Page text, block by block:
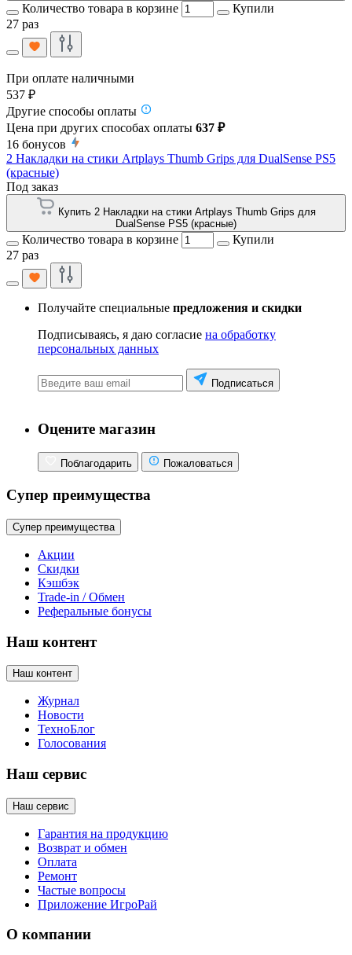
Количество товара в корзине
Купили
27 раз
При оплате наличными
537 ₽
Другие способы оплаты
Цена при других способах оплаты 637 ₽
16 бонусов
2 Накладки на стики Artplays Thumb Grips для DualSense PS5
(красные)
Под заказ
Купить 2 Накладки на стики Artplays Thumb Grips для
DualSense PS5 (красные)
Количество товара в корзине
Купили
27 раз
Получайте специальные предложения и скидки
Подписываясь, я даю согласие на обработку
персональных данных
Подписаться
Оцените магазин
Поблагодарить Пожаловаться
Супер преимущества
Супер преимущества
Акции
Скидки
Кэшбэк
Trade-in / Обмен
Реферальные бонусы
Наш контент
Наш контент
Журнал
Новости
ТехноБлог
Голосования
Наш сервис
Наш сервис
Гарантия на продукцию
Возврат и обмен
Оплата
Ремонт
Частые вопросы
Приложение ИгроРай
О компании